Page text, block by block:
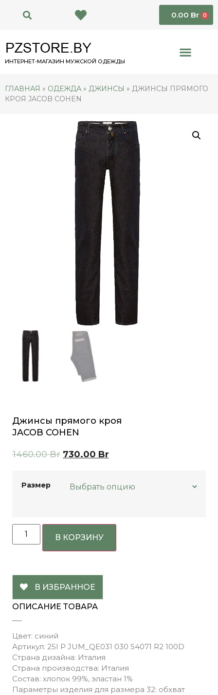
0.00 Br 0
ИНТЕРНЕТ-МАГАЗИН МУЖСКОЙ ОДЕЖДЫ
ГЛАВНАЯ » ОДЕЖДА » ДЖИНСЫ » ДЖИНСЫ ПРЯМОГО
КРОЯ JACOB COHEN
Джинсы прямого кроя
JACOB COHEN
1460.00Br 730.00 Br
Размер
В КОРЗИНУ
В ИЗБРАННОЕ
ОПИСАНИЕ ТОВАРА
Цвет: синий
Артикул: 25I P JUM_QE031 030 S4071 R2 100D
Страна дизайна: Италия
Страна производства: Италия
Состав: хлопок 99%, эластан 1%
Параметры изделия для размера 32: обхват